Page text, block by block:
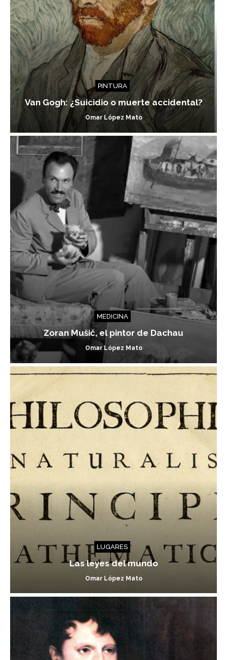
PINTURA
Van Gogh: ¿Suicidio o muerte accidental?
Omar López Mato
MEDICINA
Zoran Mušič, el pintor de Dachau
Omar López Mato
LUGARES
Las leyes del mundo
Omar López Mato